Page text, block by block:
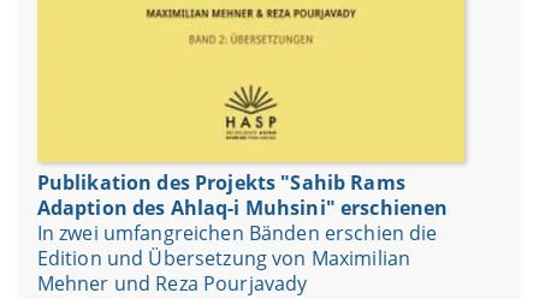
Publikation des Projekts "Sahib Rams
Adaption des Ahlaq-i Muhsini" erschienen
In zwei umfangreichen Bänden erschien die
Edition und Übersetzung von Maximilian
Mehner und Reza Pourjavady